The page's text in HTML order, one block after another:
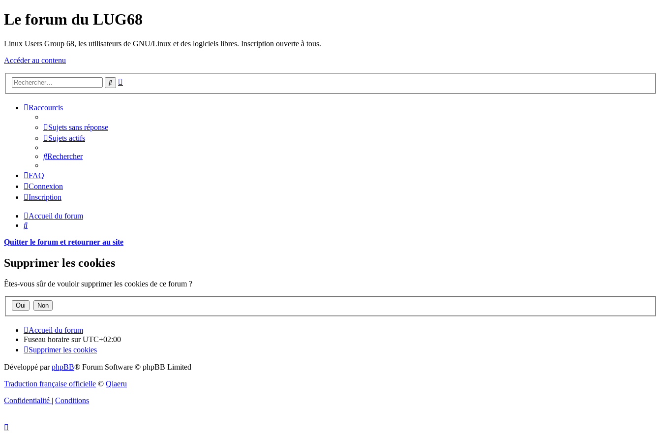
Le forum du LUG68
Linux Users Group 68, les utilisateurs de GNU/Linux et des logiciels libres. Inscription ouverte à tous.
Accéder au contenu
Rechercher
Raccourcis
Sujets sans réponse
Sujets actifs
Rechercher
FAQ
Connexion
Inscription
Accueil du forum
Rechercher
Quitter le forum et retourner au site
Supprimer les cookies
Êtes-vous sûr de vouloir supprimer les cookies de ce forum ?
Accueil du forum
Fuseau horaire surUTC+02:00
Supprimer les cookies
Développé parphpBB® Forum Software © phpBB Limited
Traduction française officielle © Qiaeru
Confidentialité | Conditions